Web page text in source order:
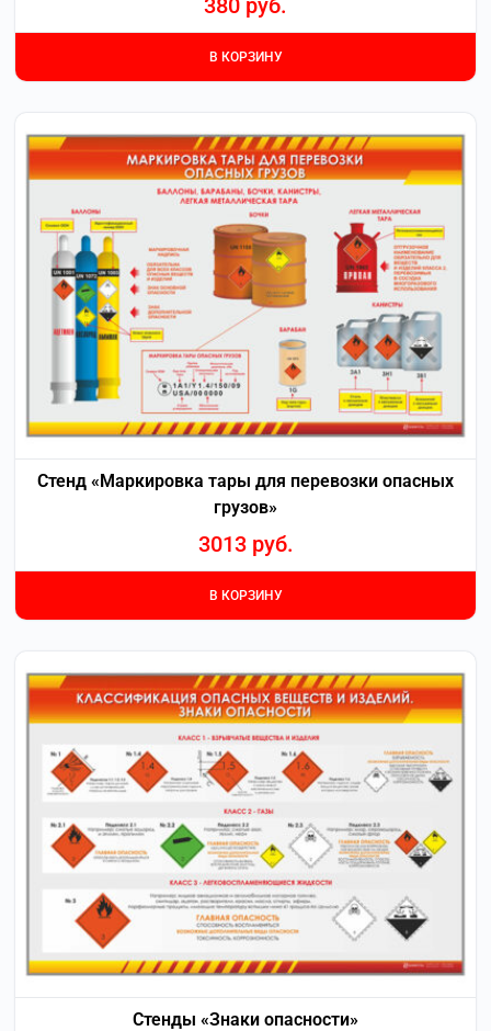
В КОРЗИНУ
Стенд «Маркировка тары для перевозки опасных
грузов»
3013 руб.
В КОРЗИНУ
Стенды «Знаки опасности»